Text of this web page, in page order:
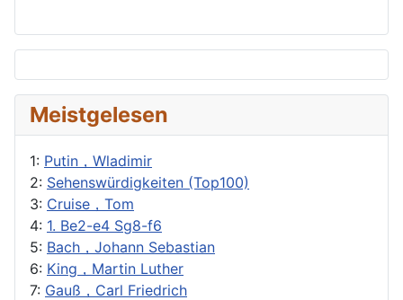
Meistgelesen
1: Putin，Wladimir
2: Sehenswürdigkeiten (Top100)
3: Cruise，Tom
4: 1. Be2-e4 Sg8-f6
5: Bach，Johann Sebastian
6: King，Martin Luther
7: Gauß，Carl Friedrich